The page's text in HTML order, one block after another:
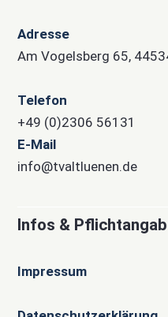
Adresse
Am Vogelsberg 65,
Telefon
+49 (0)2306 56131
E-Mail
info@tvaltluenen.de
Infos &
Impressum